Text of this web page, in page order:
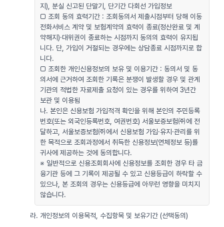
지), 분실 신고된 단말기, 단기간 다회선 가입정보
□ 조회 동의 효력기간 : 조회동의서 제출시점부터 당해 이동
전화서비스 계약 및 보험계약의 효력이 종료(정산완료 및 계
약해지)·대위권이 종료하는 시점까지 동의의 효력이 유지됩
니다. 단, 가입이 거절되는 경우에는 상담종료 시점까지로 합
니다.
□ 조회한 개인신용정보의 보유 및 이용기간 : 동의서 및 동
의서에 근거하여 조회한 기록은 분쟁이 발생할 경우 및 관계
기관의 적법한 자료제출 요청이 있는 경우를 위하여 3년간
보관 및 이용됨
나. 본인은 신용보험 가입적격 확인을 위해 본인의 주민등록
번호(또는 외국인등록번호, 여권번호) 서울보증보험㈜에 전
달하고, 서울보증보험㈜에서 신용보험 가입·유지·관리를 위
한 목적으로 조회과정에서 취득한 신용정보(연체정보 등)를
귀사에 제공하는 것에 동의합니다.
※ 일반적으로 신용조회회사에 신용정보를 조회한 경우 타 금
융기관 등에 그 기록이 제공될 수 있고 신용등급이 하락할 수
있으나, 본 조회의 경우는 신용등급에 아무런 영향을 미치지
않습니다.
라. 개인정보의 이용목적, 수집항목 및 보유기간 (선택동의)